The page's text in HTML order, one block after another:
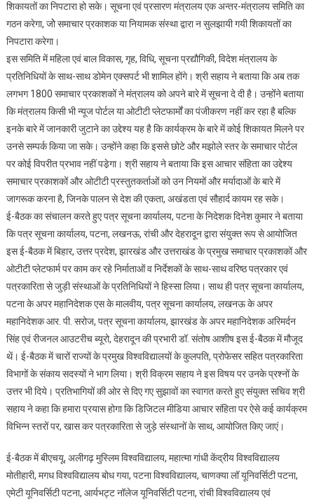
शिकायतों का निपटारा हो सके। सूचना एवं प्रसारण मंत्रालय एक अन्तर-मंत्रालय समिति का
गठन करेगा, जोे समाचार प्रकाशक या नियामक संस्था द्वारा न सुलझायी गयी शिकायतों का
निपटारा करेगा।
इस समिति में महिला एवं बाल विकास, गृह, विधि, सूचना प्रद्यौगिकी, विदेश मंत्रालय के
प्रतिनिधियों के साथ-साथ डोमेन एक्सपर्ट भी शामिल होंगे। श्री सहाय ने बताया कि अब तक
लगभग 1800 समाचार प्रकाशकों ने मंत्रालय को अपने बारे में सूचना दे दी है। उन्होंंने बताया
कि मंत्रालय किसी भी न्यूज पोर्टल या ओटीटी प्लेटफार्मों का पंजीकरण नहीं कर रहा है बल्कि
इनके बारे में जानकारी जुटाने का उद्देश्य यह है कि कार्यक्रम के बारे में कोई शिकायत मिलने पर
उनसे सम्पर्क किया जा सके। उन्होंने कहा कि इससे छोटे और मझोले स्तर के समाचार पोर्टल
पर कोई विपरीत प्रभाव नहीं पडे़गा। श्री सहाय ने बताया कि इस आचार संहिता का उद्देश्य
समाचार प्रकाशकों और ओटीटी प्रस्तुतकर्ताओं को उन नियमों और मर्यादाओं के बारे में
जागरूक करना है, जिनके पालन से देश की एकता, अखंडता एवं सौहार्द कायम रह सके।
ई-बैठक का संचालन करते हुए पत्र सूचना कार्यालय, पटना के निदेशक दिनेश कुमार ने बताया
कि पत्र सूचना कार्यालय, पटना, लखनऊ, रांची और देहरादून द्वारा संयुक्त रूप से आयोजित
इस ई-बैठक में बिहार, उत्तर प्रदेश, झारखंड और उत्तराखंड के प्रमुख समाचार प्रकाशकों और
ओटीटी प्लेटफार्म पर काम कर रहे निर्माताओं व निर्देशकों के साथ-साथ वरिष्ठ पत्रकार एवं
पत्रकारिता से जुड़ी संस्थाओं के प्रतिनिधियों ने हिस्सा लिया। साथ ही पत्र सूचना कार्यालय,
पटना के अपर महानिदेशक एस के मालवीय, पत्र सूचना कार्यालय, लखनऊ के अपर
महानिदेशक आर. पी. सरोज, पत्र सूचना कार्यालय, झारखंड के अपर महानिदेशक अरिमर्दन
सिंह एवं रीजनल आउटरीच ब्यूरो, देहरादून की प्रभारी डॉ. संतोष आशीष इस ई-बैठक में मौजूद
थें। ई-बैठक में चारों राज्यों के प्रमुख विश्वविद्यालयों के कुलपति, प्रोफेसर सहित पत्रकारिता
विभागों के संकाय सदस्यों ने भाग लिया। श्री विक्रम सहाय ने इस विषय पर उनके प्रश्नों के
उत्तर भी दिये। प्रतिभागियों की ओर से दिए गए सुझावों का स्वागत करते हुए संयुक्त सचिव श्री
सहाय ने कहा कि हमारा प्रयास होगा कि डिजिटल मीडिया आचार संहिता पर ऐसे कई कार्यक्रम
विभिन्न स्तरों पर, खास कर पत्रकारिता से जुड़े संस्थानों के साथ, आयोजित किए जाएं।
ई-बैठक में बीएचयू, अलीगढ़ मुस्लिम विश्वविद्यालय, महात्मा गांधी केंद्रीय विश्वविद्यालय
मोतीहारी, मगध विश्वविद्यालय बोध गया, पटना विश्वविद्यालय, चाणक्या लॉ यूनिवर्सिटी पटना,
एमेटी यूनिवर्सिटी पटना, आर्यभट्ट नॉलेज यूनिवर्सिटी पटना, रांची विश्वविद्यालय एवं